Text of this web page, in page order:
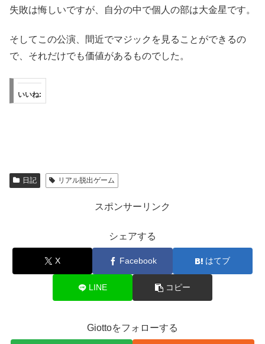
失敗は悔しいですが、自分の中で個人の部は大金星です。
そしてこの公演、間近でマジックを見ることができるの
で、それだけでも価値があるものでした。
いいね:
日記 リアル脱出ゲーム
スポンサーリンク
シェアする
X Facebook はてブ
LINE コピー
Giottoをフォローする